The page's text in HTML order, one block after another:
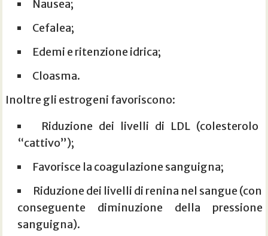
Nausea;
Cefalea;
Edemi e ritenzione idrica;
Cloasma.
Inoltre gli estrogeni favoriscono:
Riduzione dei livelli di LDL (colesterolo
“cattivo”);
Favorisce la coagulazione sanguigna;
Riduzione dei livelli di renina nel sangue (con
conseguente diminuzione della pressione
sanguigna).